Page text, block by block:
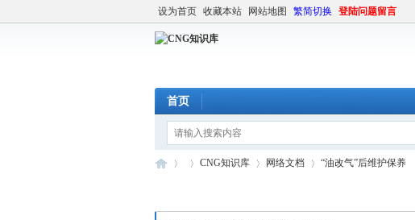
设为首页 收藏本站 网站地图 繁简切换 登陆问题留言
首页
CNG知识库 网络文档 “油改气”后维护保养